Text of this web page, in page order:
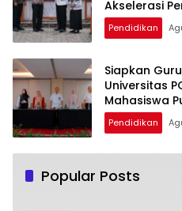
Akselerasi
Pendidikan
Siapkan
Universitas
Mahasiswa
Pendidikan
Popular Posts